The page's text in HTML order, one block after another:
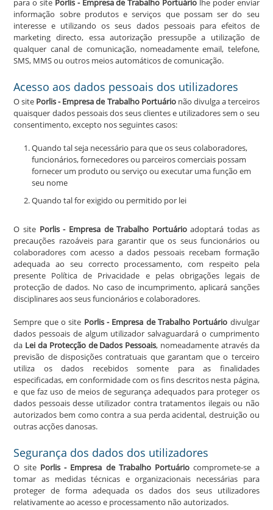
para o site Porlis - Empresa de Trabalho Portuário lhe poder enviar
informação sobre produtos e serviços que possam ser do seu
interesse e utilizando os seus dados pessoais para efeitos de
marketing directo, essa autorização pressupõe a utilização de
qualquer canal de comunicação, nomeadamente email, telefone,
SMS, MMS ou outros meios automáticos de comunicação.
Acesso aos dados pessoais dos utilizadores
O site Porlis - Empresa de Trabalho Portuárionão divulga a terceiros
quaisquer dados pessoais dos seus clientes e utilizadores sem o seu
consentimento, excepto nos seguintes casos:
Quando tal seja necessário para que os seus colaboradores,
funcionários, fornecedores ou parceiros comerciais possam
fornecer um produto ou serviço ou executar uma função em
seu nome
Quando tal for exigido ou permitido por lei
O site Porlis - Empresa de Trabalho Portuárioadoptará todas as
precauções razoáveis para garantir que os seus funcionários ou
colaboradores com acesso a dados pessoais recebam formação
adequada ao seu correcto processamento, com respeito pela
presente Política de Privacidade e pelas obrigações legais de
protecção de dados. No caso de incumprimento, aplicará sanções
disciplinares aos seus funcionários e colaboradores.
Sempre que o site Porlis - Empresa de Trabalho Portuário divulgar
dados pessoais de algum utilizador salvaguardará o cumprimento
da Lei da Protecção de Dados Pessoais, nomeadamente através da
previsão de disposições contratuais que garantam que o terceiro
utiliza os dados recebidos somente para as finalidades
especificadas, em conformidade com os fins descritos nesta página,
e que faz uso de meios de segurança adequados para proteger os
dados pessoais desse utilizador contra tratamentos ilegais ou não
autorizados bem como contra a sua perda acidental, destruição ou
outras acções danosas.
Segurança dos dados dos utilizadores
O site Porlis - Empresa de Trabalho Portuário compromete-se a
tomar as medidas técnicas e organizacionais necessárias para
proteger de forma adequada os dados dos seus utilizadores
relativamente ao acesso e processamento não autorizados.